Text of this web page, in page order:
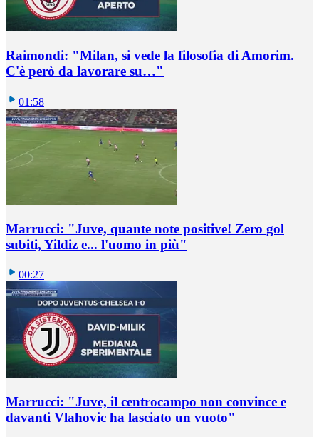
Raimondi: "Milan, si vede la filosofia di Amorim.
C'è però da lavorare su…"
01:58
Marrucci: "Juve, quante note positive! Zero gol
subiti, Yildiz e... l'uomo in più"
00:27
Marrucci: "Juve, il centrocampo non convince e
davanti Vlahovic ha lasciato un vuoto"